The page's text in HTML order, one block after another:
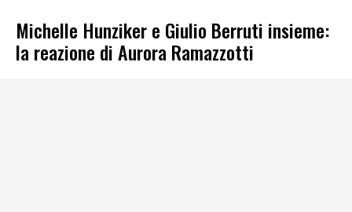
Michelle Hunziker e Giulio Berruti insieme:
la reazione di Aurora Ramazzotti